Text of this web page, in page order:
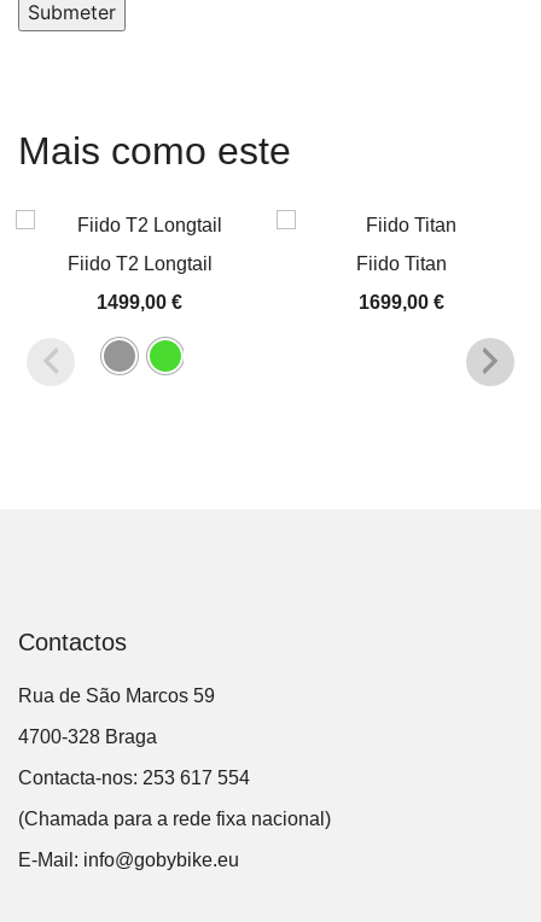
Submeter
Mais como este
Fiido T2 Longtail
1499,00€
Fiido Titan
1699,00 €
Contactos
Rua de São Marcos 59
4700-328 Braga
Contacta-nos: 253 617 554
(Chamada para a rede fixa nacional)
E-Mail: info@gobybike.eu